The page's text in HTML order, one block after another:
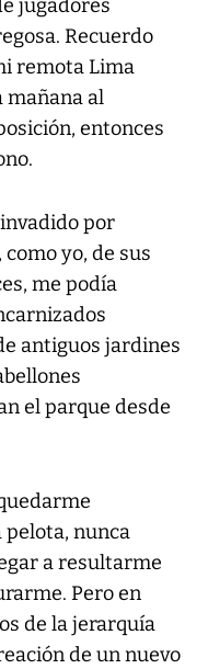
jugadores
Recuerdo
remota Lima
mañana al
entonces
por
yo, de sus
me podía
antiguos jardines
el parque desde
nunca
a resultarme
Pero en
de la jerarquía
de un nuevo